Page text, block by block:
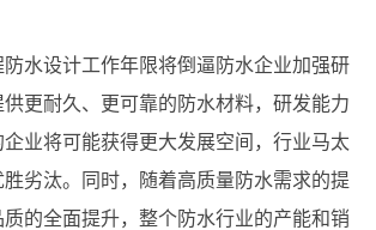
设计工作年限将倒逼防水企业加强研
更耐久、更可靠的防水材料，研发能力
业将可能获得更大发展空间，行业马太
劣汰。同时，随着高质量防水需求的提
的全面提升，整个防水行业的产能和销